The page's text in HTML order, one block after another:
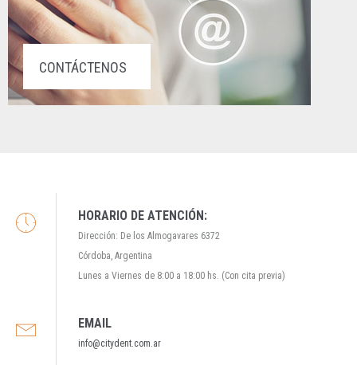
CONTÁCTENOS
HORARIO DE ATENCIÓN:
Dirección: De los Almogavares 6372
Córdoba, Argentina
Lunes a Viernes de 8:00 a 18:00 hs. (Con cita previa)
EMAIL
info@citydent.com.ar